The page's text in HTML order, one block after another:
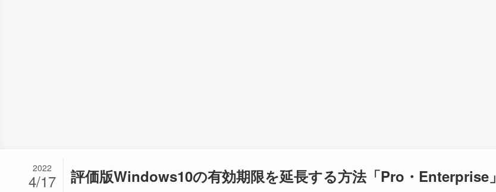
評価版Windows10の有効期限を延長する方法「Pro・Enterprise」
2022
4/17